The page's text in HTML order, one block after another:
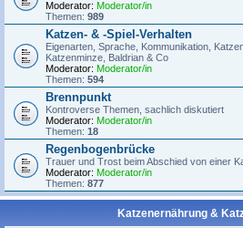
Moderator: Moderator/in
Themen: 989
Katzen- & -Spiel-Verhalten
Eigenarten, Sprache, Kommunikation,
Katzenminze, Baldrian & Co
Moderator: Moderator/in
Themen: 594
Brennpunkt
Kontroverse Themen, sachlich diskutiert
Moderator: Moderator/in
Themen: 18
Regenbogenbrücke
Trauer und Trost beim Abschied von einer
Moderator: Moderator/in
Themen: 877
Katzenernährung &